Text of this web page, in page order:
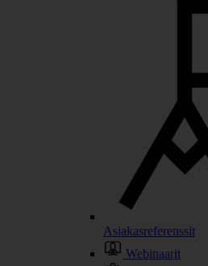
Asiakasreferenssit
Webinaarit